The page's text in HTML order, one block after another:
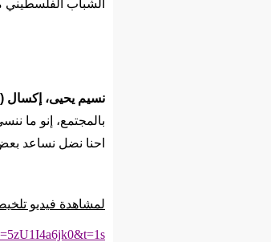
الشباب
نسيم يحيى،
بالمجتمع، إنو ما
احنا نضل نساعد
لمشاهدة فيديو تلخيصي لأنشطة